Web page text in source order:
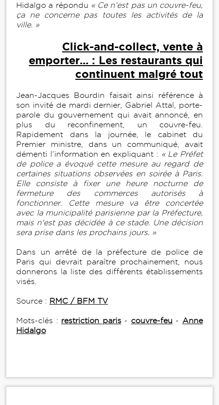
Hidalgo a répondu « Ce n’est pas un couvre-feu,
ça ne concerne pas toutes les activités de la
ville. »
Click-and-collect, vente à
emporter... : Les restaurants qui
continuent malgré tout
Jean-Jacques Bourdin faisait ainsi référence à
son invité de mardi dernier, Gabriel Attal, porte-
parole du gouvernement qui avait annoncé, en
plus du reconfinement, un couvre-feu.
Rapidement dans la journée, le cabinet du
Premier ministre, dans un communiqué, avait
démenti l’information en expliquant : « Le Préfet
de police a évoqué cette mesure au regard de
certaines situations observées en soirée à Paris.
Elle consiste à fixer une heure nocturne de
fermeture des commerces autorisés à
fonctionner. Cette mesure va être concertée
avec la municipalité parisienne par la Préfecture,
mais n'est pas décidée à ce stade. Une décision
sera prise dans les prochains jours. »
Dans un arrêté de la préfecture de police de
Paris qui devrait paraître prochainement, nous
donnerons la liste des différents établissements
visés.
Source : RMC / BFM TV
Mots-clés : restriction paris- couvre-feu - Anne
Hidalgo